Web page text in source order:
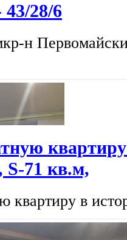
28/6
н
S-71 кв.м,
квартиру в